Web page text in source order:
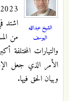
الشيخ عبدالله
اليوسف
11:40
اشتد
من
والتيارات المختلفة
الأمر الذي جعل
وبيان الحق فيها.